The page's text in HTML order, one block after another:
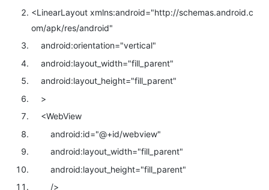
<LinearLayout xmlns:android="http://schemas.android.c
om/apk/res/android"
android:orientation="vertical"
android:layout_width="fill_parent"
android:layout_height="fill_parent"
>
<WebView
android:id="@+id/webview"
android:layout_width="fill_parent"
android:layout_height="fill_parent"
/>